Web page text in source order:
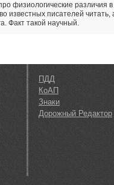
физиологические различия
известных писателей читать,
Факт такой научный.
ПДД
КоАП
Знаки
Дорожный Редактор